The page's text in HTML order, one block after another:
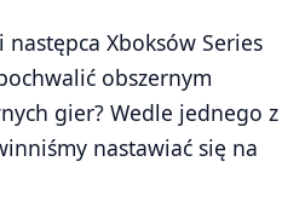
następca Xboksów Series
obszernym
gier? Wedle jednego z
nastawiać się na